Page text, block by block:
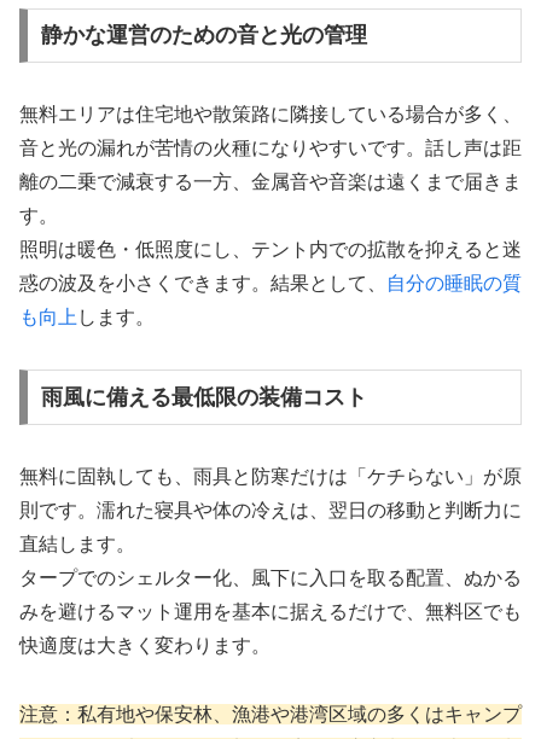
静かな運営のための音と光の管理
無料エリアは住宅地や散策路に隣接している場合が多く、
音と光の漏れが苦情の火種になりやすいです。話し声は距
離の二乗で減衰する一方、金属音や音楽は遠くまで届きま
す。
照明は暖色・低照度にし、テント内での拡散を抑えると迷
惑の波及を小さくできます。結果として、
自分の睡眠の質
も向上 します。
雨風に備える最低限の装備コスト
無料に固執しても、雨具と防寒だけは「ケチらない」が原
則です。濡れた寝具や体の冷えは、翌日の移動と判断力に
直結します。
タープでのシェルター化、風下に入口を取る配置、ぬかる
みを避けるマット運用を基本に据えるだけで、無料区でも
快適度は大きく変わります。
注意：私有地や保安林、漁港や港湾区域の多くはキャンプ